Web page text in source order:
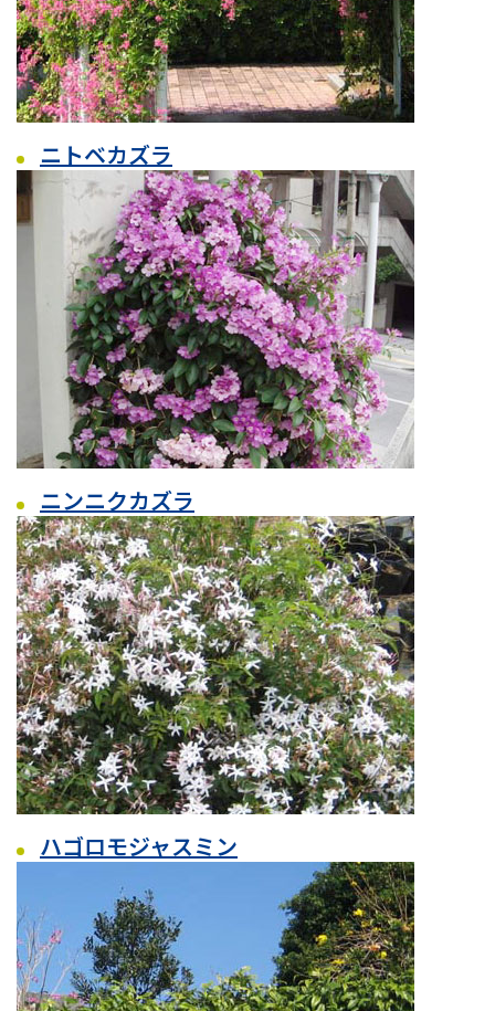
ニトベカズラ
ニンニクカズラ
ハゴロモジャスミン